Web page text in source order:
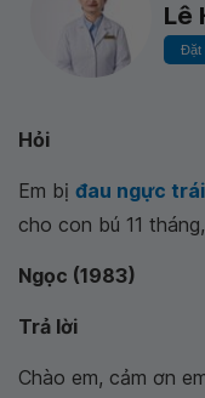
Lê
Đặt
Hỏi
Em bị đau ngực trái
cho con bú 11
Ngọc (1983)
Trả lời
Chào em, cảm ơn